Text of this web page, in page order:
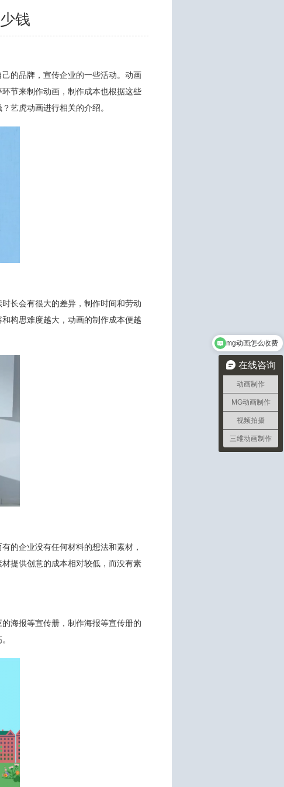
钱
的品牌，宣传企业的一些活动。动画
节来制作动画，制作成本也根据这些
艺虎动画进行相关的介绍。
长会有很大的差异，制作时间和劳动
构思难度越大，动画的制作成本便越
的企业没有任何材料的想法和素材，
提供创意的成本相对较低，而没有素
海报等宣传册，制作海报等宣传册的
在线咨询
动画制作
MG动画制作
视频拍摄
三维动画制作
mg动画怎么收费